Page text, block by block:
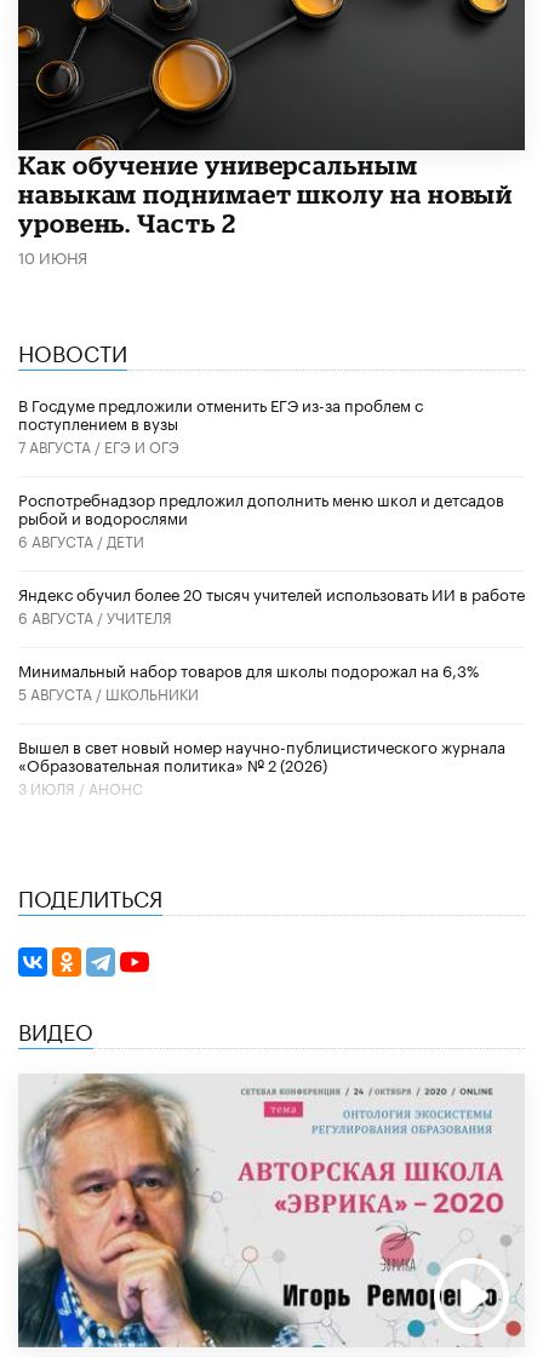
​Как обучение универсальным
навыкам поднимает школу на новый
уровень. Часть 2
10 ИЮНЯ
НОВОСТИ
В Госдуме предложили отменить ЕГЭ из-за проблем с
поступлением в вузы
7 АВГУСТА / ЕГЭ И ОГЭ
Роспотребнадзор предложил дополнить меню школ и детсадов
рыбой и водорослями
6 АВГУСТА / ДЕТИ
​Яндекс обучил более 20 тысяч учителей использовать ИИ в работе
6 АВГУСТА /УЧИТЕЛЯ
Минимальный набор товаров для школы подорожал на 6,3%
5 АВГУСТА / ШКОЛЬНИКИ
Вышел в свет новый номер научно-публицистического журнала
«Образовательная политика» № 2 (2026)
3 ИЮЛЯ / АНОНС
ПОДЕЛИТЬСЯ
ВИДЕО